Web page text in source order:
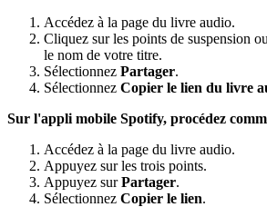
Accédez à la page du livre audio.
Cliquez sur les points de suspension
le nom de votre titre.
Sélectionnez Partager.
Sélectionnez Copier le lien du livre
Sur l'appli mobile Spotify, procédez
Accédez à la page du livre audio.
Appuyez sur les trois points.
Appuyez surPartager.
Sélectionnez Copier le lien.